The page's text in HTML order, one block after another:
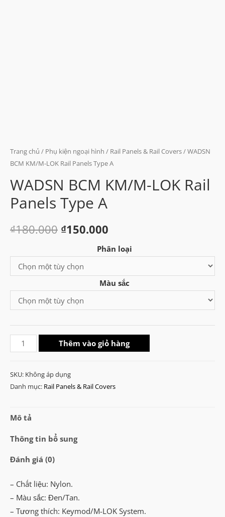
Trang chủ / Phụ kiện ngoại hình / Rail Panels & Rail Covers/ WADSN
BCM KM/M-LOK Rail Panels Type A
WADSN BCM KM/M-LOK Rail
Panels Type A
₫180.000 Giá
là:
₫180.000.
₫150.000
hiện
là:
₫150.000.
Phân loại
Màu sắc
WADSN
BCM
Type
A
lượng
Thêm vào giỏ hàng
SKU: Không áp dụng
Danh mục: Rail Panels & Rail Covers
Mô tả
Thông tin bổ sung
Đánh giá (0)
– Chất liệu: Nylon.
– Màu sắc: Đen/Tan.
– Tương thích: Keymod/M-LOK System.